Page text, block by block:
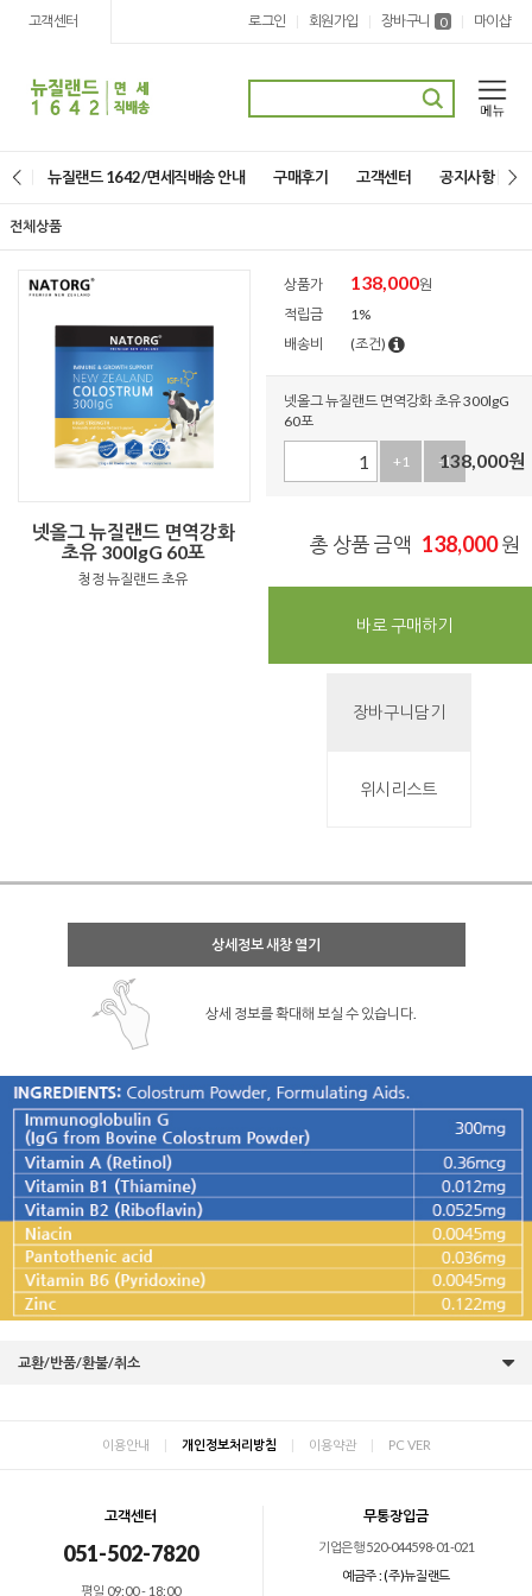
고객센터 로그인 | 회원가입 | 장바구니 0 | 마이샵
뉴질랜드 1642/면세직배송 안내 구매후기 고객센터 공지사항
전체상품
넷올그 뉴질랜드 면역강화
초유 300lgG 60포
청정 뉴질랜드 초유
상품가 138,000원
적립금
1%
배송비
(조건)
넷올그 뉴질랜드 면역강화 초유 300lgG
60포
+1 -1
138,000원
총 상품 금액 138,000원
바로 구매하기
장바구니담기
위시리스트
상세정보 새창 열기
상세 정보를 확대해 보실 수 있습니다.
교환/반품/환불/취소
이용안내 | 개인정보처리방침 | 이용약관 | PC VER
고객센터
051-502-7820
평일 09:00 - 18:00
무통장입금
기업은행 520-044598-01-021
예금주 : (주)뉴질랜드